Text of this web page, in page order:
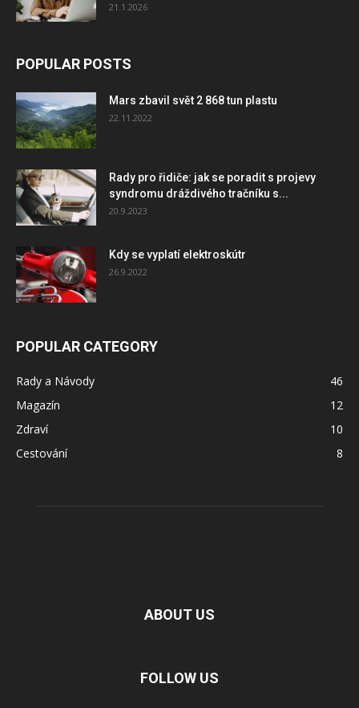
21.1.2026
POPULAR POSTS
Mars zbavil svět 2 868 tun plastu
22.11.2022
Rady pro řidiče: jak se poradit s projevy
syndromu dráždivého tračníku s...
20.9.2023
Kdy se vyplatí elektroskútr
26.9.2022
POPULAR CATEGORY
Rady a Návody
46
Magazín
12
Zdraví
10
Cestování
8
ABOUT US
FOLLOW US